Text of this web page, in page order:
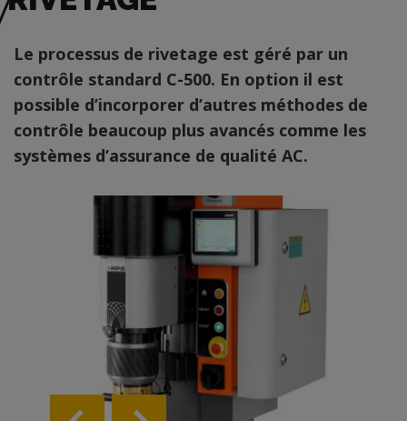
Le processus de rivetage est géré par un
contrôle standard C-500. En option il est
possible d’incorporer d’autres méthodes de
contrôle beaucoup plus avancés comme les
systèmes d’assurance de qualité AC.